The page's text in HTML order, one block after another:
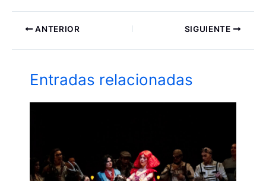
ANTERIOR SIGUIENTE
Entradas relacionadas